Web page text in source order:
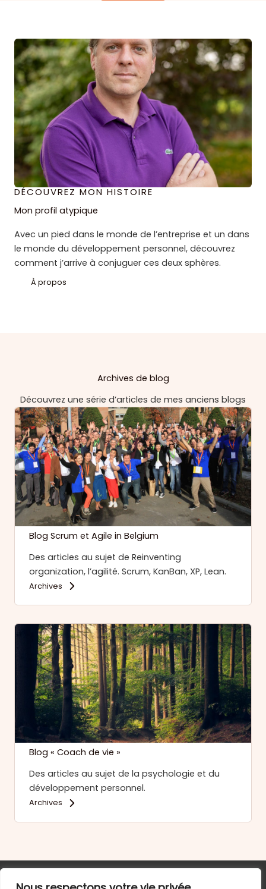
DÉCOUVREZ MON HISTOIRE
Mon profil atypique
Avec un pied dans le monde de l’entreprise et un dans
le monde du développement personnel, découvrez
comment j’arrive à conjuguer ces deux sphères.
À propos
Archives de blog
Découvrez une série d’articles de mes anciens blogs
Blog Scrum et Agile in Belgium
Des articles au sujet de Reinventing
organization, l’agilité. Scrum, KanBan, XP, Lean.
Archives
Blog « Coach de vie »
Des articles au sujet de la psychologie et du
développement personnel.
Archives